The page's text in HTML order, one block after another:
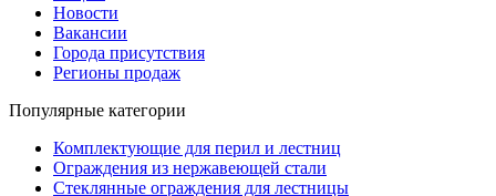
Новости
Вакансии
Города присутствия
Регионы продаж
Популярные категории
Комплектующие для перил и лестниц
Ограждения из нержавеющей стали
Стеклянные ограждения для лестницы